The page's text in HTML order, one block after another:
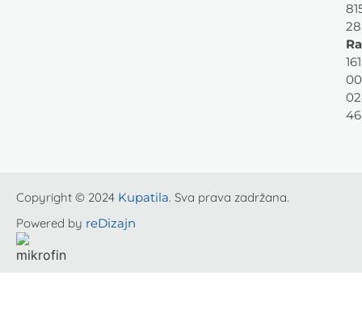
28
46
Copyright © 2024 Kupatila. Sva prava zadržana.
Powered by reDizajn